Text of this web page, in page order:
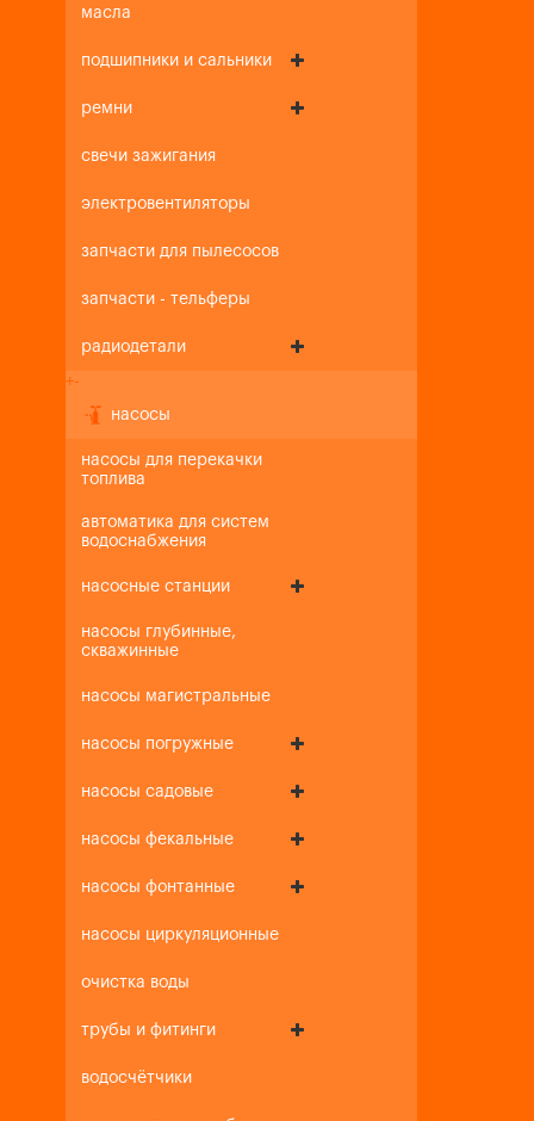
масла
подшипники и сальники
ремни
свечи зажигания
электровентиляторы
запчасти для пылесосов
запчасти - тельферы
радиодетали
+-
насосы
насосы для перекачки
топлива
автоматика для систем
водоснабжения
насосные станции
насосы глубинные,
скважинные
насосы магистральные
насосы погружные
насосы садовые
насосы фекальные
насосы фонтанные
насосы циркуляционные
очистка воды
трубы и фитинги
водосчётчики